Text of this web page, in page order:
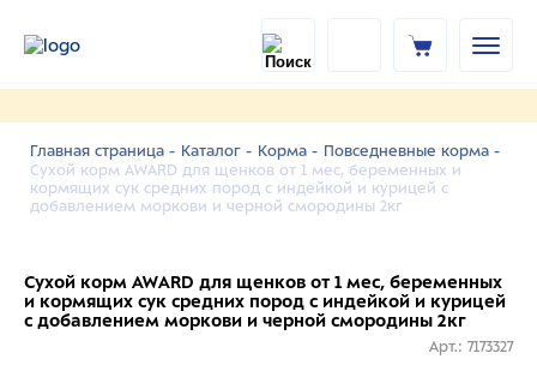
Главная страница - Каталог - Корма - Повседневные корма -
Сухой корм AWARD для щенков от 1 мес, беременных и
кормящих сук средних пород с индейкой и курицей с
добавлением моркови и черной смородины 2кг
Сухой корм AWARD для щенков от 1 мес, беременных
и кормящих сук средних пород с индейкой и курицей
с добавлением моркови и черной смородины 2кг
Арт.: 7173327